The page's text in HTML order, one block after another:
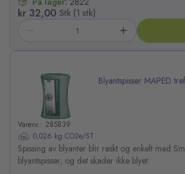
kr 32,00 Stk (1 stk)
Blyantspisser MAPED
Varenr.: 285839
0,026 kg CO2e/ST
Spissing av blyanter blir raskt og enkelt med
blyantspisser, og det skader ikke blyet.